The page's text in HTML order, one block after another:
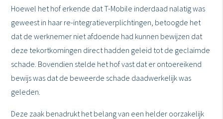
Hoewel het hof erkende dat T-Mobile inderdaad nalatig was
geweest in haar re-integratieverplichtingen, betoogde het
dat de werknemer niet afdoende had kunnen bewijzen dat
deze tekortkomingen direct hadden geleid tot de geclaimde
schade. Bovendien stelde het hof vast dat er ontoereikend
bewijs was dat de beweerde schade daadwerkelijk was
geleden.
Deze zaak benadrukt het belang van een helder oorzakelijk